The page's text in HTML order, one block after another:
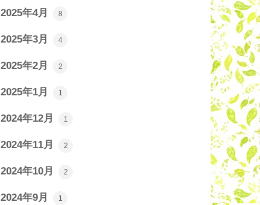
2025年4月 8
2025年3月 4
2025年2月 2
2025年1月 1
2024年12月 1
2024年11月 2
2024年10月 2
2024年9月 1